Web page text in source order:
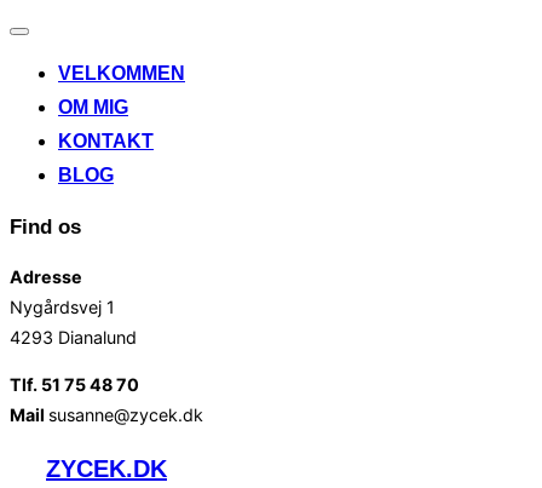
Slå
til/fraVELKOMMEN
OM MIG
KONTAKT
BLOG
Find os
Adresse
Nygårdsvej 1
4293 Dianalund
Tlf. 51 75 48 70
Mail susanne@zycek.dk
VidereZYCEK.DK